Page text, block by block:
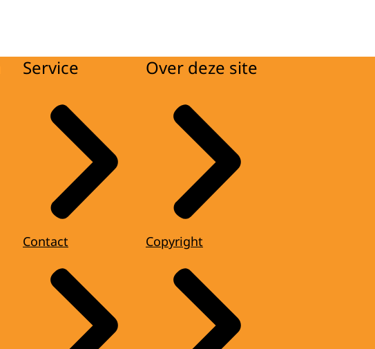
Service
Contact
Over deze site
Copyright